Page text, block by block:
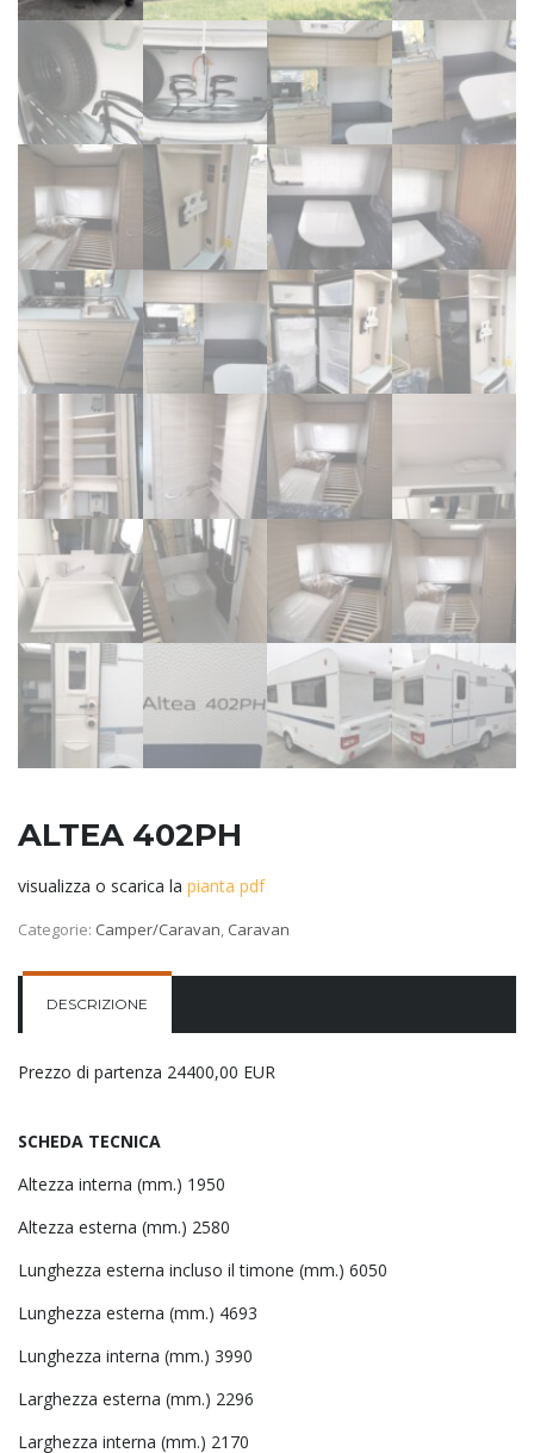
ALTEA 402PH
visualizza o scarica la pianta pdf
Categorie: Camper/Caravan, Caravan
DESCRIZIONE
Prezzo di partenza 24400,00 EUR
SCHEDA TECNICA
Altezza interna (mm.) 1950
Altezza esterna (mm.) 2580
Lunghezza esterna incluso il timone (mm.) 6050
Lunghezza esterna (mm.) 4693
Lunghezza interna (mm.) 3990
Larghezza esterna (mm.) 2296
Larghezza interna (mm.) 2170